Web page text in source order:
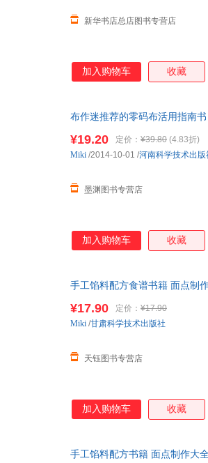
新华书店总店图书专营店
加入购物车 收藏
布作迷推荐的零码布活用指南
¥19.20 定价： ¥39.80 (4.83折)
墨渊图书专营店
Miki /2014-10-01 /河南科学技术出版
加入购物车 收藏
手工馅料配方食谱书籍 面点制
¥17.90 定价： ¥17.90
天钰图书专营店
Miki /甘肃科学技术出版社
加入购物车 收藏
手工馅料配方书籍 面点制作大